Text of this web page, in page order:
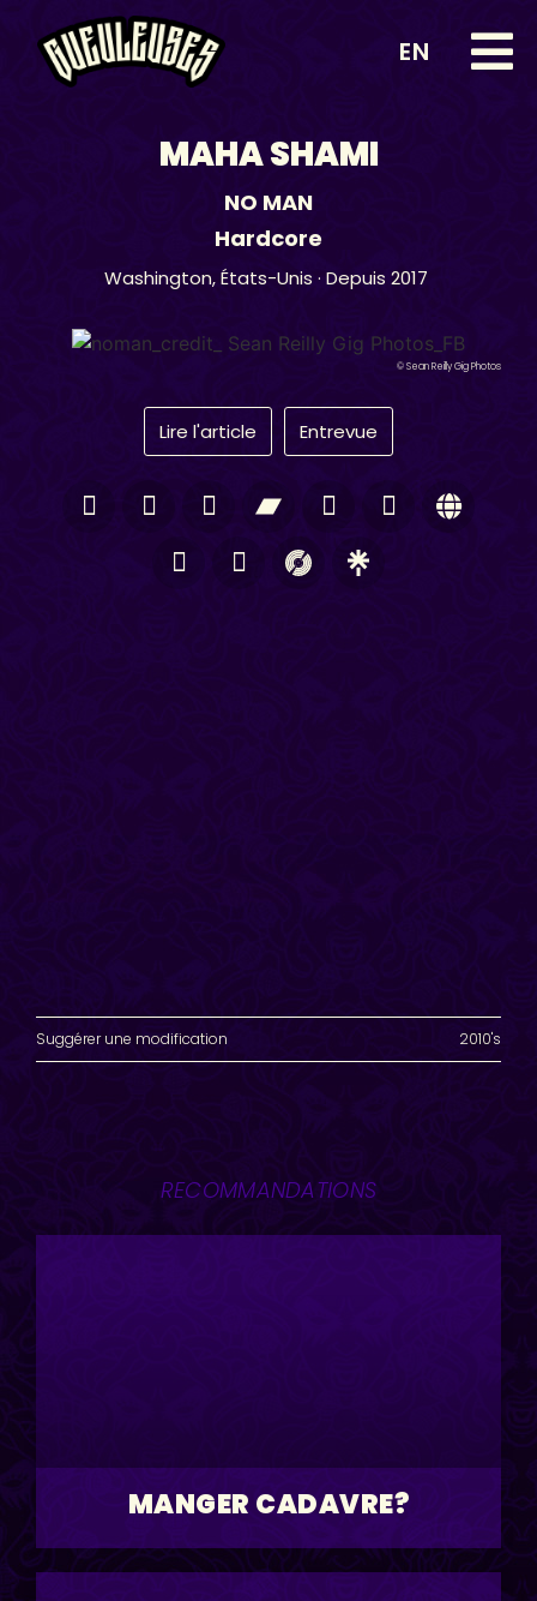
EN
MAHA SHAMI
NO MAN
Hardcore
Washington,États-Unis · Depuis 2017
© Sean Reilly Gig Photos
Lire l'article Entrevue
Suggérer une modification 2010's
RECOMMANDATIONS
MANGER CADAVRE?